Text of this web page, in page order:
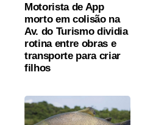
Motorista de App
morto em colisão na
Av. do Turismo dividia
rotina entre obras e
transporte para criar
filhos